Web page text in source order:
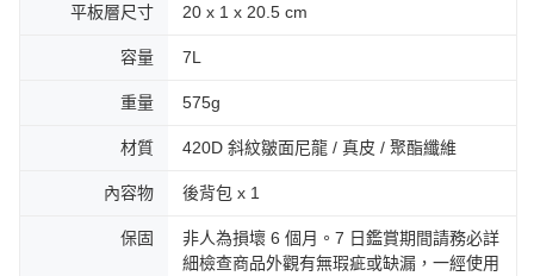
平板層尺寸 20 x 1 x 20.5 cm
容量 7L
重量 575g
材質 420D 斜紋皺面尼龍 / 真皮 / 聚酯纖維
內容物 後背包 x 1
保固
非人為損壞 6 個月。7 日鑑賞期間請務必詳
細檢查商品外觀有無瑕疵或缺漏，一經使用